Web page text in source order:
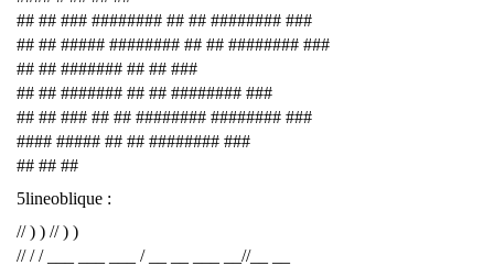
## ## ### ######## ## ## ######## ###
## ## ##### ######## ## ## ######## ###
## ## ####### ## ## ###
## ## ####### ## ## ######## ###
## ## ### ## ## ######## ######## ###
#### ##### ## ## ######## ###
## ## ##
5lineoblique :
// ) ) // ) )
// / / ___ ___ ___ / __ __ ___ __//__ __